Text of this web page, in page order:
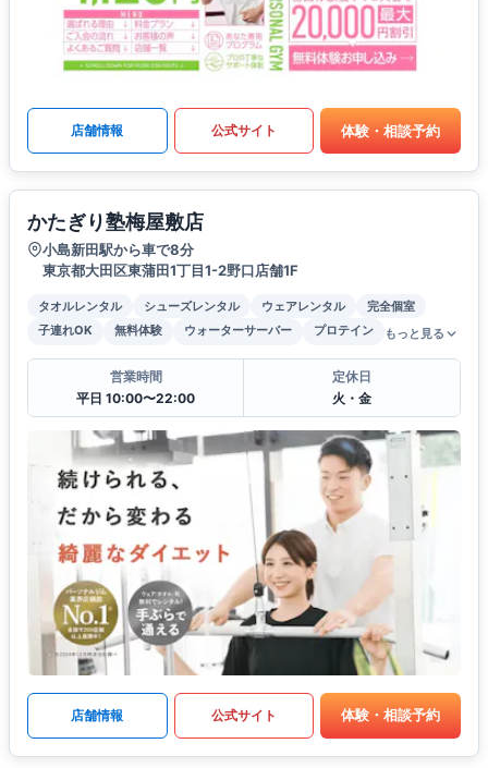
店舗情報 公式サイト 体験・相談予約
かたぎり塾梅屋敷店
小島新田駅から車で8分
東京都大田区東蒲田1丁目1-2野口店舗1F
タオルレンタル シューズレンタル ウェアレンタル
完全個室
子連れOK
無料体験 ウォーターサーバー プロテイン もっと見る
営業時間
平日 10:00〜22:00
定休日
火・金
店舗情報 公式サイト 体験・相談予約